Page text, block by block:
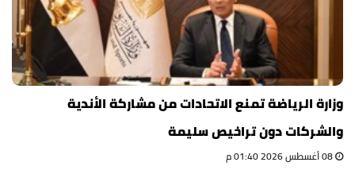
وزارة الرياضة تمنع الاتحادات من مشاركة الأندية
والشركات دون تراخيص سليمة